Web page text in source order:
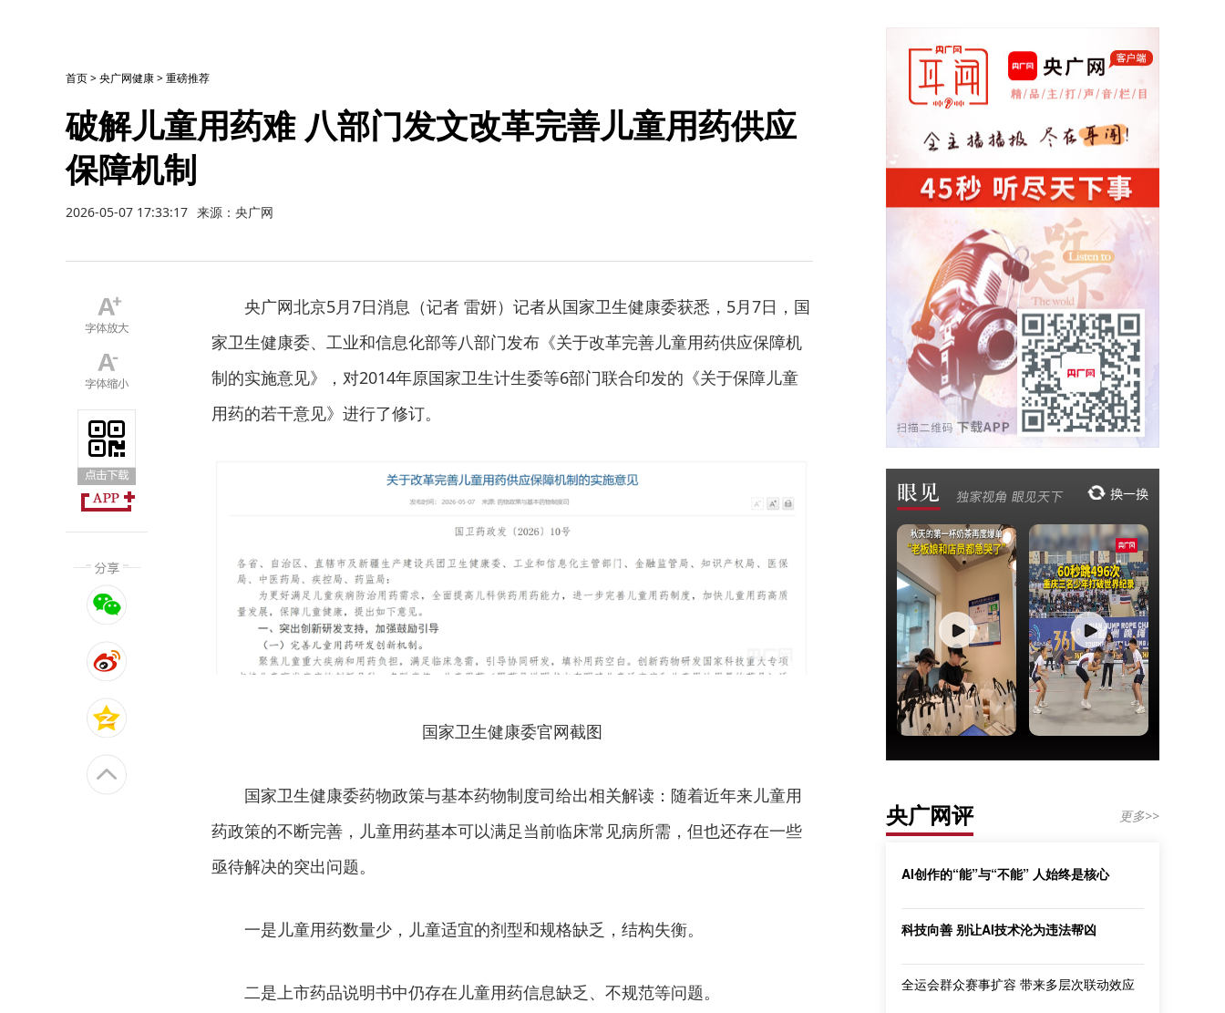
首页>央广网健康>重磅推荐
破解儿童用药难 八部门发文改革完善儿童用药供应
保障机制
2026-05-07 17:33:17 来源：央广网
央广网北京5月7日消息（记者 雷妍）记者从国家卫生健康委获悉，5月7日，国
家卫生健康委、工业和信息化部等八部门发布《关于改革完善儿童用药供应保障机
制的实施意见》，对2014年原国家卫生计生委等6部门联合印发的《关于保障儿童
用药的若干意见》进行了修订。
国家卫生健康委官网截图
国家卫生健康委药物政策与基本药物制度司给出相关解读：随着近年来儿童用
药政策的不断完善，儿童用药基本可以满足当前临床常见病所需，但也还存在一些
亟待解决的突出问题。
一是儿童用药数量少，儿童适宜的剂型和规格缺乏，结构失衡。
二是上市药品说明书中仍存在儿童用药信息缺乏、不规范等问题。
央广网评 更多>>
AI创作的“能”与“不能” 人始终是核心
科技向善 别让AI技术沦为违法帮凶
全运会群众赛事扩容 带来多层次联动效应